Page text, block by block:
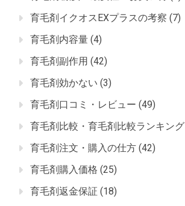
育毛剤イクオスEXプラスの考察 (7)
育毛剤内容量 (4)
育毛剤副作用 (42)
育毛剤効かない (3)
育毛剤口コミ・レビュー (49)
育毛剤比較・育毛剤比較ランキング
育毛剤注文・購入の仕方 (42)
育毛剤購入価格 (25)
育毛剤返金保証 (18)